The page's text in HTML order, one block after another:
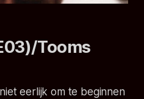
Tooms
eerlijk om te beginnen